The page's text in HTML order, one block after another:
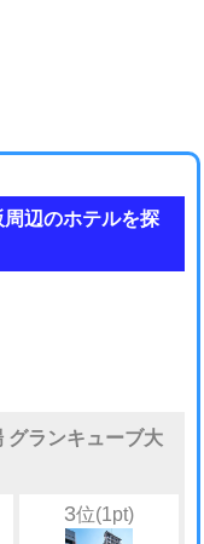
辺のホテルを探
グランキューブ大
3位(1pt)